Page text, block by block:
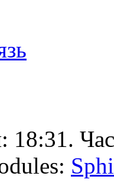
18:31.